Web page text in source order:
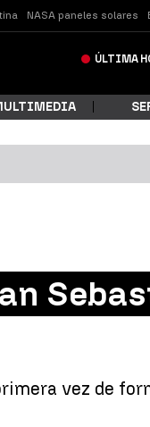
NASA paneles solares
ÚLTIMA
vez de